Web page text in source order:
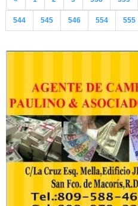
544 545 546 554 555